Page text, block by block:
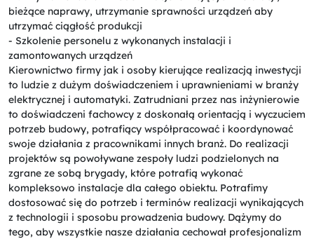
bieżące naprawy, utrzymanie sprawności urządzeń aby
utrzymać ciągłość produkcji
- Szkolenie personelu z wykonanych instalacji i
zamontowanych urządzeń
Kierownictwo firmy jak i osoby kierujące realizacją inwestycji
to ludzie z dużym doświadczeniem i uprawnieniami w branży
elektrycznej i automatyki. Zatrudniani przez nas inżynierowie
to doświadczeni fachowcy z doskonałą orientacją i wyczuciem
potrzeb budowy, potrafiący współpracować i koordynować
swoje działania z pracownikami innych branż. Do realizacji
projektów są powoływane zespoły ludzi podzielonych na
zgrane ze sobą brygady, które potrafią wykonać
kompleksowo instalacje dla całego obiektu. Potrafimy
dostosować się do potrzeb i terminów realizacji wynikających
z technologii i sposobu prowadzenia budowy. Dążymy do
tego, aby wszystkie nasze działania cechował profesjonalizm